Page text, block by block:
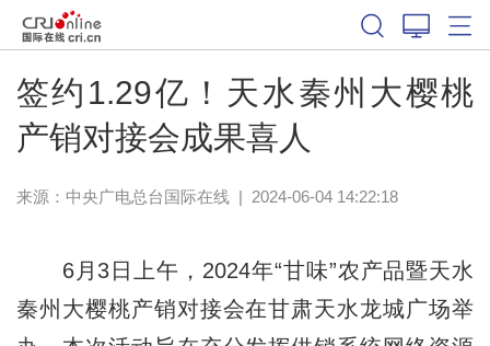
签约1.29亿！天水秦州大樱桃
产销对接会成果喜人
来源：中央广电总台国际在线| 2024-06-04 14:22:18
6月3日上午，2024年“甘味”农产品暨天水
秦州大樱桃产销对接会在甘肃天水龙城广场举